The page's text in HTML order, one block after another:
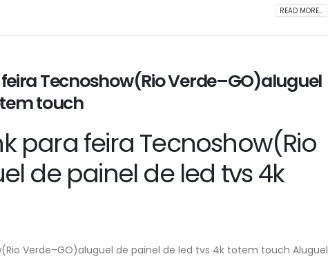
READ MORE...
Tecnoshow(Rio Verde–GO)aluguel
touch
para feira Tecnoshow(Rio
de painel de led tvs 4k
Verde–GO)aluguel de painel de led tvs 4k totem touch Aluguel